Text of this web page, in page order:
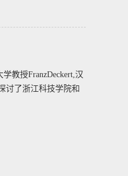
教授FranzDeckert,汉
讨了浙江科技学院和